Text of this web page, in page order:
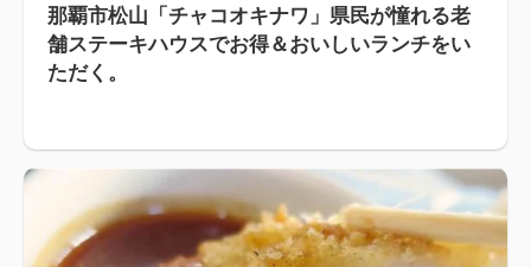
那覇市松山「チャコオキナワ」県民が憧れる老
舗ステーキハウスでお得＆おいしいランチをい
ただく。